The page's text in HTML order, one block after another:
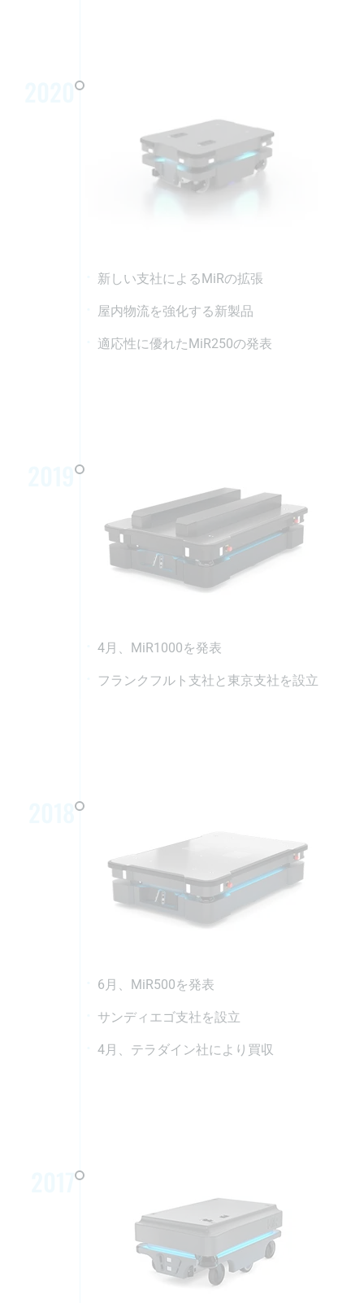
新しい支社によるMiRの拡張
屋内物流を強化する新製品
適応性に優れたMiR250の発表
4月、MiR1000を発表
フランクフルト支社と東京支社を設立
6月、MiR500を発表
サンディエゴ支社を設立
4月、テラダイン社により買収